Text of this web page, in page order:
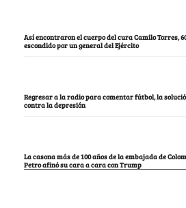
Así encontraron el cuerpo del cura Camilo Torres,
escondido por un general del Ejército
Regresar a la radio para comentar fútbol, la
contra la depresión
La casona más de 100 años de la embajada de
Petro afinó su cara a cara con Trump